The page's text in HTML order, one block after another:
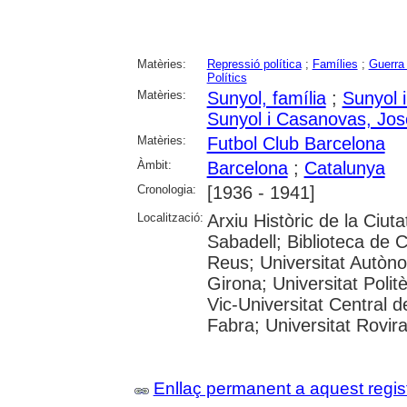
Matèries: Repressió política; Famílies ;
Polítics
Matèries:
Sunyol, família; Sunyol
Sunyol i Casanovas,
Matèries: Futbol Club Barcelona
Àmbit: Barcelona; Catalunya
Cronologia: [1936 - 1941]
Localització: Arxiu Històric de la
Sabadell; Biblioteca de
Reus; Universitat
Girona; Universitat
Vic-Universitat Central
Fabra; Universitat
Enllaç permanent a aquest